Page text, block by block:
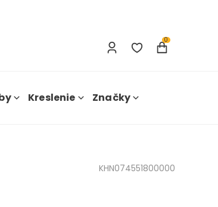
0
Kreslenie Značky
KHN074551800000